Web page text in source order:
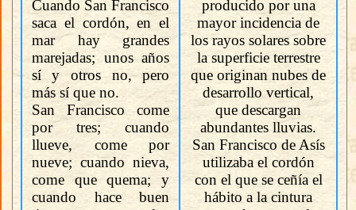
Cuando San Francisco
saca el cordón, en el
mar hay grandes
marejadas; unos años
sí y otros no, pero
más sí que no.
San Francisco come
por tres; cuando
llueve, come por
nueve; cuando nieva,
come que quema; y
cuando hace buen
producido por una
mayor incidencia de
los rayos solares sobre
la superficie terrestre
que originan nubes de
desarrollo vertical,
que descargan
abundantes lluvias.
San Francisco de Asís
utilizaba el cordón
con el que se ceñía el
hábito a la cintura